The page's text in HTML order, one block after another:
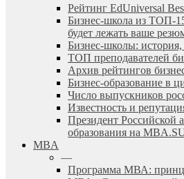
Рейтинг EdUniversal
Бизнес-школа из ТОП-
будет лежать ваше
Бизнес-школы:
ТОП преподавателей
Архив рейтингов
Бизнес-образование в
Число выпускников
Известность и
Президент Российской
образования на
MBA
—
Программа МВА: